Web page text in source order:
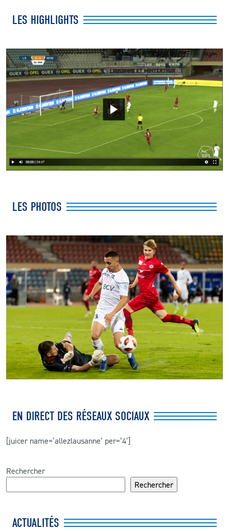
LES HIGHLIGHTS
LES PHOTOS
EN DIRECT DES RÉSEAUX SOCIAUX
[juicer name=’allezlausanne’ per=’4′]
Rechercher
Rechercher
ACTUALITÉS